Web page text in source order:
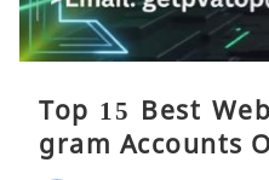
Top 15 Best
gram Accounts